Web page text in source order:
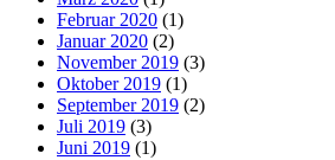
Februar 2020 (1)
Januar 2020 (2)
November 2019 (3)
Oktober 2019 (1)
September 2019 (2)
Juli 2019 (3)
Juni 2019 (1)